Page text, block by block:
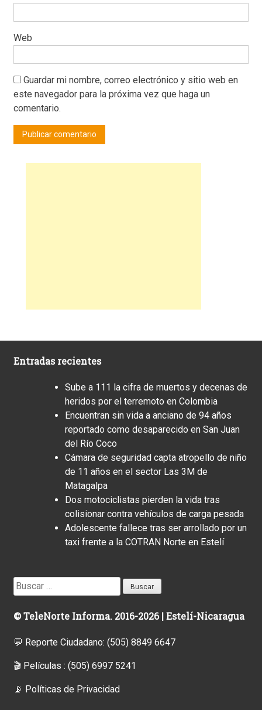
Web
Guardar mi nombre, correo electrónico y sitio web en
este navegador para la próxima vez que haga un
comentario.
Entradas recientes
Sube a 111 la cifra de muertos y decenas de
heridos por el terremoto en Colombia
Encuentran sin vida a anciano de 94 años
reportado como desaparecido en San Juan
del Río Coco
Cámara de seguridad capta atropello de niño
de 11 años en el sector Las 3M de
Matagalpa
Dos motociclistas pierden la vida tras
colisionar contra vehículos de carga pesada
Adolescente fallece tras ser arrollado por un
taxi frente a la COTRAN Norte en Estelí
Buscar:
© TeleNorte Informa. 2016-2026 | Estelí-Nicaragua
💬 Reporte Ciudadano: (505) 8849 6647
🎬 Películas : (505) 6997 5241
📡 Políticas de Privacidad